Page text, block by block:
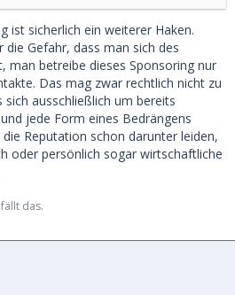
ist sicherlich ein weiterer Haken.
die Gefahr, dass man sich des
man betreibe dieses Sponsoring nur
Das mag zwar rechtlich nicht zu
ausschließlich um bereits
jede Form eines Bedrängens
Reputation schon darunter leiden,
oder persönlich sogar wirtschaftliche
das.